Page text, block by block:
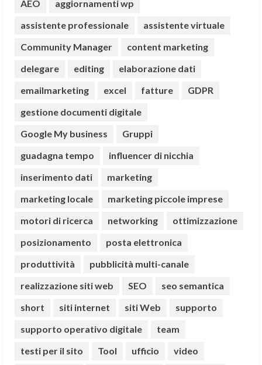
AEO
aggiornamenti wp
assistente professionale
assistente virtuale
Community Manager
content marketing
delegare
editing
elaborazione dati
emailmarketing
excel fatture
GDPR
gestione documenti digitale
Google My business
Gruppi
guadagna tempo
influencer di nicchia
inserimento dati
marketing
marketing locale
marketing piccole imprese
motori di ricerca
networking
ottimizzazione
posizionamento
posta elettronica
produttività
pubblicità multi-canale
realizzazione siti web
SEO
seo semantica
short
siti internet siti Web
supporto
supporto operativo digitale
team
testi per il sito
Tool ufficio
video